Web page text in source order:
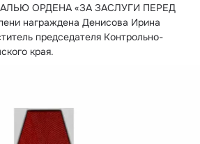
ОРДЕНА «ЗА ЗАСЛУГИ ПЕРЕД
награждена Денисова Ирина
председателя Контрольно-
края.